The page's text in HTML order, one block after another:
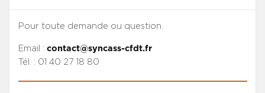
Pour toute demande ou question.
Email : contact@syncass-cfdt.fr
Tél. : 01 40 27 18 80